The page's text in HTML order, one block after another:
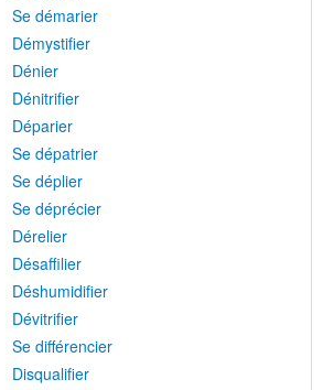
Se démarier
Démystifier
Dénier
Dénitrifier
Déparier
Se dépatrier
Se déplier
Se déprécier
Dérelier
Désaffilier
Déshumidifier
Dévitrifier
Se différencier
Disqualifier